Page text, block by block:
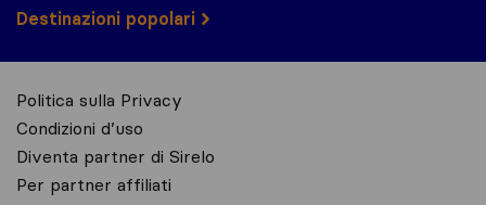
Destinazioni popolari
Politica sulla Privacy
Condizioni d’uso
Diventa partner di Sirelo
Per partner affiliati